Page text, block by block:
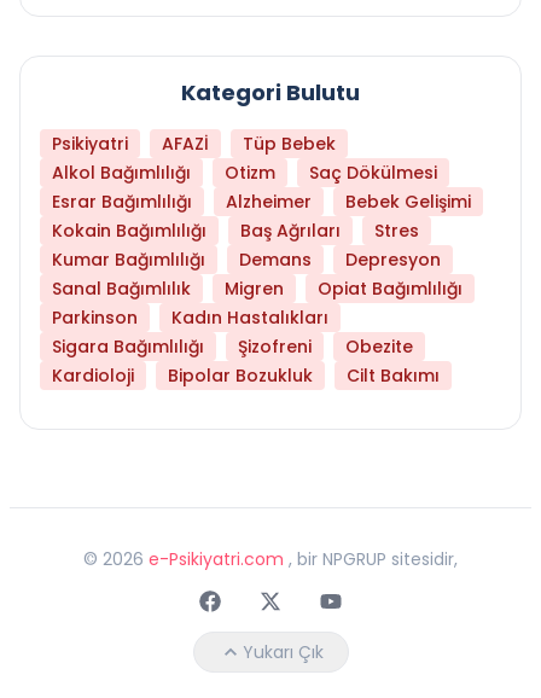
Kategori Bulutu
Psikiyatri AFAZİ
Tüp Bebek
Alkol Bağımlılığı
Otizm
Saç Dökülmesi
Esrar Bağımlılığı
Alzheimer
Bebek Gelişimi
Kokain Bağımlılığı
Baş Ağrıları
Stres
Kumar Bağımlılığı
Demans
Depresyon
Sanal Bağımlılık
Migren
Opiat Bağımlılığı
Parkinson
Kadın Hastalıkları
Sigara Bağımlılığı
Şizofreni
Obezite
Kardioloji
Bipolar Bozukluk Cilt Bakımı
© 2026 e-Psikiyatri.com , bir NPGRUP sitesidir,
FaceebokTwitterYoutube
Yukarı Çık